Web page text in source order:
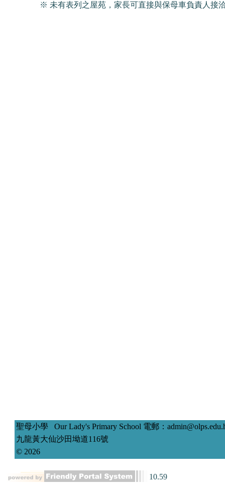
※ 未有表列之屋苑，家長可直接與保母車負責人接
聖母小學 Our Lady's Primary School 電郵：
九龍黃大仙沙田坳道116號
© 2026
10.59